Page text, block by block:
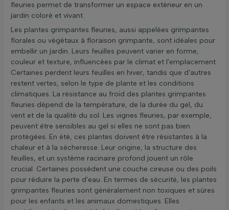
fleuries permet de transformer un espace extérieur en un
jardin coloré et vivant.
Les plantes grimpantes fleuries, aussi appelées grimpantes
florales ou végétaux à floraison grimpante, sont idéales pour
embellir un jardin. Leurs feuilles peuvent varier en forme,
couleur et texture, influencées par le climat et l'emplacement.
Certaines perdent leurs feuilles en hiver, tandis que d'autres
restent vertes, selon le type de plante et les conditions
climatiques. La résistance au froid des plantes grimpantes
fleuries dépend de la température, de la durée du gel, du
vent et de la qualité du sol. Les vignes fleuries, par exemple,
peuvent être sensibles au gel si elles ne sont pas bien
protégées. En été, ces plantes doivent être résistantes à la
chaleur et à la sécheresse. Leur origine, la structure des
feuilles, et un système racinaire profond jouent un rôle
crucial. Certaines possèdent une couche cireuse ou des poils
pour réduire la perte d'eau. En termes de sécurité, les plantes
grimpantes fleuries sont généralement non toxiques et sûres
pour les enfants et les animaux domestiques. Elles